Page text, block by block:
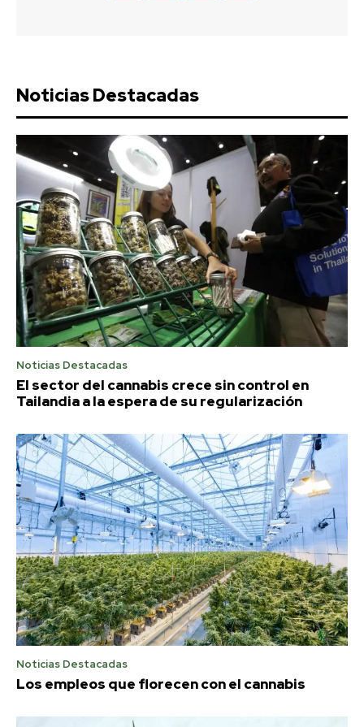
Noticias Destacadas
Noticias Destacadas
El sector del cannabis crece sin control en
Tailandia a la espera de su regularización
Noticias Destacadas
Los empleos que florecen con el cannabis